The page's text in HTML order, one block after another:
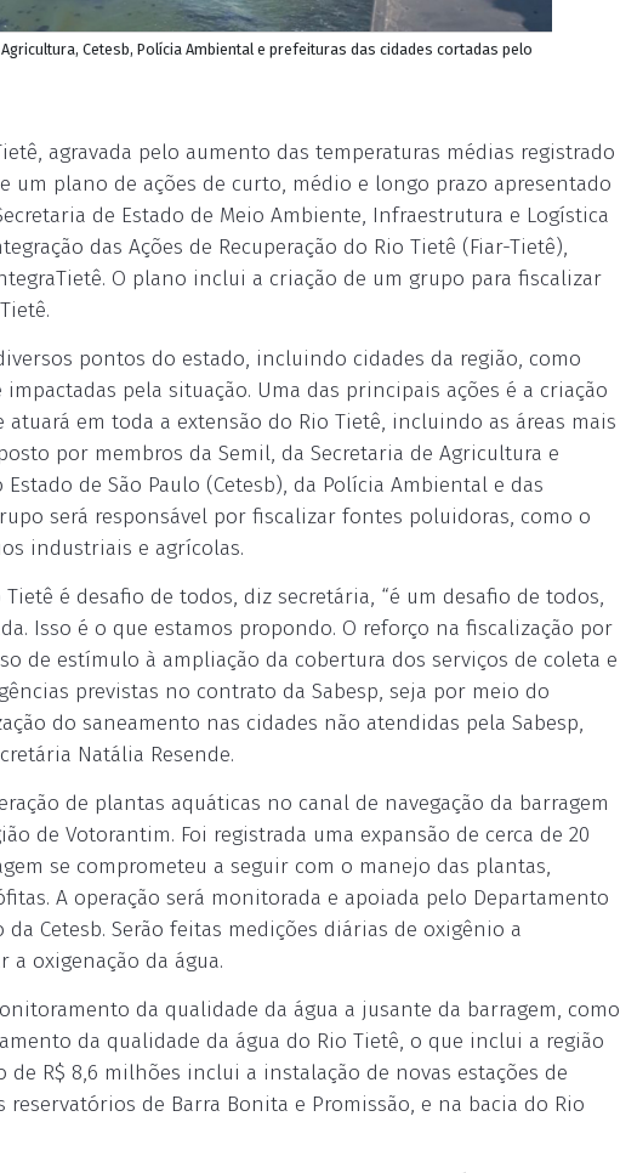
Cetesb, Polícia Ambiental e prefeituras das cidades cortadas pelo
agravada pelo aumento das temperaturas médias registrado
um plano de ações de curto, médio e longo prazo apresentado
de Estado de Meio Ambiente, Infraestrutura e Logística
das Ações de Recuperação do Rio Tietê (Fiar-Tietê),
O plano inclui a criação de um grupo para fiscalizar
pontos do estado, incluindo cidades da região, como
pela situação. Uma das principais ações é a criação
atuará em toda a extensão do Rio Tietê, incluindo as áreas mais
por membros da Semil, da Secretaria de Agricultura e
de São Paulo (Cetesb), da Polícia Ambiental e das
será responsável por fiscalizar fontes poluidoras, como o
industriais e agrícolas.
é desafio de todos, diz secretária, “é um desafio de todos,
Isso é o que estamos propondo. O reforço na fiscalização por
de estímulo à ampliação da cobertura dos serviços de coleta e
previstas no contrato da Sabesp, seja por meio do
do saneamento nas cidades não atendidas pela Sabesp,
Natália Resende.
de plantas aquáticas no canal de navegação da barragem
de Votorantim. Foi registrada uma expansão de cerca de 20
se comprometeu a seguir com o manejo das plantas,
A operação será monitorada e apoiada pelo Departamento
Cetesb. Serão feitas medições diárias de oxigênio a
oxigenação da água.
da qualidade da água a jusante da barragem, como
da qualidade da água do Rio Tietê, o que inclui a região
de R$ 8,6 milhões inclui a instalação de novas estações de
de Barra Bonita e Promissão, e na bacia do Rio